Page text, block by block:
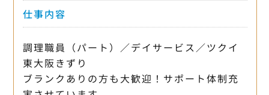
仕事内容
調理職員（パート）／デイサービス／ツクイ
東大阪きずり
ブランクありの方も大歓迎！サポート体制充